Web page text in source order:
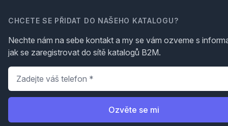
CHCETE SE PŘIDAT DO NAŠEHO KATALOGU?
Nechte nám na sebe kontakt a my se vám ozveme s
jak se zaregistrovat do sítě katalogů B2M.
Telefon
Ozvěte se mi